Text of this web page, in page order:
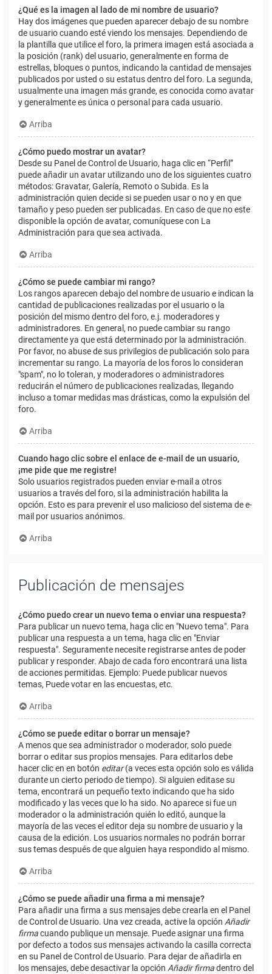
¿Qué es la imagen al lado de mi nombre de usuario?
Hay dos imágenes que pueden aparecer debajo de su nombre
de usuario cuando esté viendo los mensajes. Dependiendo de
la plantilla que utilice el foro, la primera imagen está asociada a
la posición (rank) del usuario, generalmente en forma de
estrellas, bloques o puntos, indicando la cantidad de mensajes
publicados por usted o su estatus dentro del foro. La segunda,
usualmente una imagen más grande, es conocida como avatar
y generalmente es única o personal para cada usuario.
Arriba
¿Cómo puedo mostrar un avatar?
Desde su Panel de Control de Usuario, haga clic en “Perfil”
puede añadir un avatar utilizando uno de los siguientes cuatro
métodos: Gravatar, Galería, Remoto o Subida. Es la
administración quien decide si se pueden usar o no y en que
tamaño y peso pueden ser publicadas. En caso de que no este
disponible la opción de avatar, comuníquese con La
Administración para que sea activada.
Arriba
¿Cómo se puede cambiar mi rango?
Los rangos aparecen debajo del nombre de usuario e indican la
cantidad de publicaciones realizadas por el usuario o la
posición del mismo dentro del foro, e.j. moderadores y
administradores. En general, no puede cambiar su rango
directamente ya que está determinado por la administración.
Por favor, no abuse de sus privilegios de publicación solo para
incrementar su rango. La mayoría de los foros lo consideran
"spam", no lo toleran, y moderadores o administradores
reducirán el número de publicaciones realizadas, llegando
incluso a tomar medidas mas drásticas, como la expulsión del
foro.
Arriba
Cuando hago clic sobre el enlace de e-mail de un usuario,
¡me pide que me registre!
Solo usuarios registrados pueden enviar e-mail a otros
usuarios a través del foro, si la administración habilita la
opción. Esto es para prevenir el uso malicioso del sistema de e-
mail por usuarios anónimos.
Arriba
Publicación de mensajes
¿Cómo puedo crear un nuevo tema o enviar una respuesta?
Para publicar un nuevo tema, haga clic en "Nuevo tema". Para
publicar una respuesta a un tema, haga clic en "Enviar
respuesta". Seguramente necesite registrarse antes de poder
publicar y responder. Abajo de cada foro encontrará una lista
de acciones permitidas. Ejemplo: Puede publicar nuevos
temas, Puede votar en las encuestas, etc.
Arriba
¿Cómo se puede editar o borrar un mensaje?
A menos que sea administrador o moderador, solo puede
borrar o editar sus propios mensajes. Para editarlos debe
hacer clic en en botón editar(a veces esta opción solo es válida
durante un cierto periodo de tiempo). Si alguien editase su
tema, encontrará un pequeño texto indicando que ha sido
modificado y las veces que lo ha sido. No aparece si fue un
moderador o la administración quién lo editó, aunque la
mayoría de las veces el editor deja su nombre de usuario y la
causa de la edición. Los usuarios normales no podrán borrar
sus temas después de que alguien haya respondido al mismo.
Arriba
¿Cómo se puede añadir una firma a mi mensaje?
Para añadir una firma a sus mensajes debe crearla en el Panel
de Control de Usuario. Una vez creada, active la opción Añadir
firmacuando publique un mensaje. Puede asignar una firma
por defecto a todos sus mensajes activando la casilla correcta
en su Panel de Control de Usuario. Para dejar de añadirla en
los mensajes, debe desactivar la opción Añadir firmadentro del